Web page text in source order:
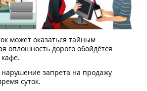
может оказаться тайным
оплошность дорого обойдётся
нарушение запрета на продажу
суток.